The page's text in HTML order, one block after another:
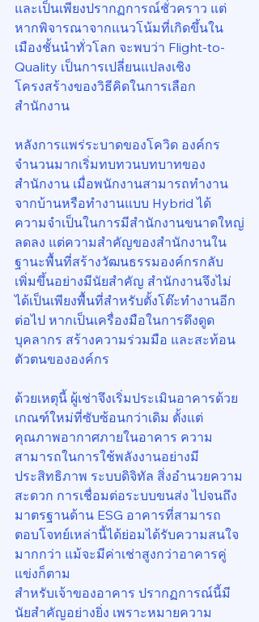
และเป็นเพียงปรากฏการณ์ชั่วคราว แต่
หากพิจารณาจากแนวโน้มที่เกิดขึ้นใน
เมืองชั้นนำทั่วโลก จะพบว่า Flight-to-
Quality เป็นการเปลี่ยนแปลงเชิง
โครงสร้างของวิธีคิดในการเลือก
สำนักงาน
หลังการแพร่ระบาดของโควิด องค์กร
จำนวนมากเริ่มทบทวนบทบาทของ
สำนักงาน เมื่อพนักงานสามารถทำงาน
จากบ้านหรือทำงานแบบ Hybrid ได้
ความจำเป็นในการมีสำนักงานขนาดใหญ่
ลดลง แต่ความสำคัญของสำนักงานใน
ฐานะพื้นที่สร้างวัฒนธรรมองค์กรกลับ
เพิ่มขึ้นอย่างมีนัยสำคัญ สำนักงานจึงไม่
ได้เป็นเพียงพื้นที่สำหรับตั้งโต๊ะทำงานอีก
ต่อไป หากเป็นเครื่องมือในการดึงดูด
บุคลากร สร้างความร่วมมือ และสะท้อน
ตัวตนขององค์กร
ด้วยเหตุนี้ ผู้เช่าจึงเริ่มประเมินอาคารด้วย
เกณฑ์ใหม่ที่ซับซ้อนกว่าเดิม ตั้งแต่
คุณภาพอากาศภายในอาคาร ความ
สามารถในการใช้พลังงานอย่างมี
ประสิทธิภาพ ระบบดิจิทัล สิ่งอำนวยความ
สะดวก การเชื่อมต่อระบบขนส่ง ไปจนถึง
มาตรฐานด้าน ESG อาคารที่สามารถ
ตอบโจทย์เหล่านี้ได้ย่อมได้รับความสนใจ
มากกว่า แม้จะมีค่าเช่าสูงกว่าอาคารคู่
แข่งก็ตาม
สำหรับเจ้าของอาคาร ปรากฏการณ์นี้มี
นัยสำคัญอย่างยิ่ง เพราะหมายความ